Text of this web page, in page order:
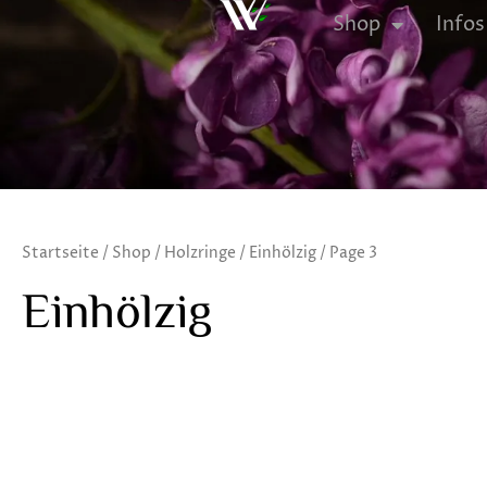
Shop Infos
Startseite / Shop / Holzringe / Einhölzig / Page 3
Einhölzig